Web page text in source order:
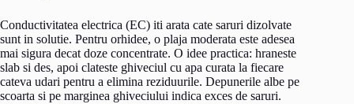
Conductivitatea electrica (EC) iti arata cate saruri dizolvate
sunt in solutie. Pentru orhidee, o plaja moderata este adesea
mai sigura decat doze concentrate. O idee practica: hraneste
slab si des, apoi clateste ghiveciul cu apa curata la fiecare
cateva udari pentru a elimina reziduurile. Depunerile albe pe
scoarta si pe marginea ghiveciului indica exces de saruri.